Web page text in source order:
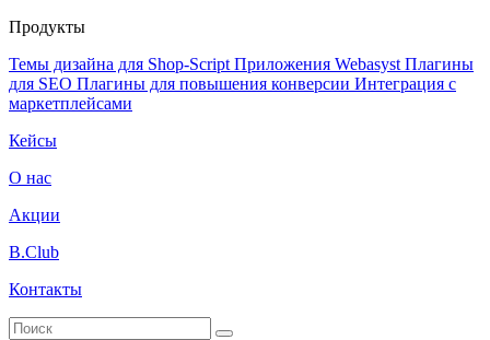
Продукты
Темы дизайна для Shop-Script Приложения Webasyst Плагины
для SEO Плагины для повышения конверсии Интеграция с
маркетплейсами
Кейсы
О нас
Акции
B.Club
Контакты